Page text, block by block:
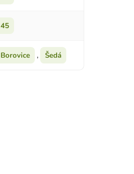
45
Borovice , Šedá